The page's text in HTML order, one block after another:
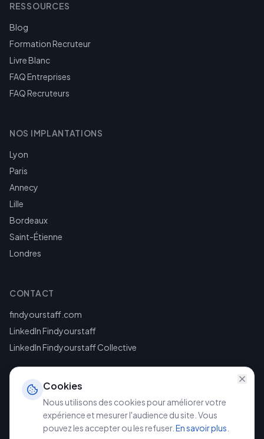
RESSOURCES
Blog
Formation Recruteur
Livre Blanc
FAQ Entreprises
FAQ Recruteurs
NOS IMPLANTATIONS
Lyon
Paris
Annecy
Lille
Bordeaux
Saint-Étienne
Londres
CONTACT
findyourstaff.com
LinkedIn Findyourstaff
LinkedIn Findyourstaff Collective
©2026Findyourstaff. Tous droits réservés.
Cookies
Nous utilisons des cookies pour améliorer votre
expérience et mesurer l'audience du site. Vous
pouvez les accepter ou les refuser. En savoir plus